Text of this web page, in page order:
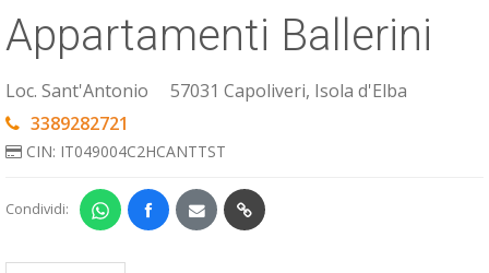
ESP
Appartamenti Ballerini
Loc. Sant'Antonio
57031 Capoliveri, Isola d'Elba
3389282721
CIN: IT049004C2HCANTTST
Condividi: